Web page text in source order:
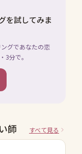
を試してみま
グであなたの恋
3分で。
師 すべて見る